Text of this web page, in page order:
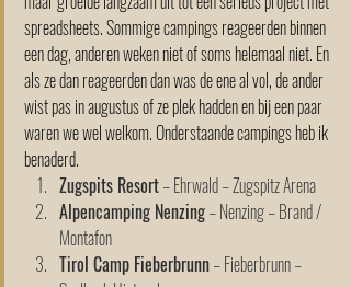
spreadsheets. Sommige campings reageerden binnen
een dag, anderen weken niet of soms helemaal niet. En
als ze dan reageerden dan was de ene al vol, de ander
wist pas in augustus of ze plek hadden en bij een paar
waren we wel welkom. Onderstaande campings heb ik
benaderd.
Zugspits Resort – Ehrwald – Zugspitz Arena
Alpencamping Nenzing – Nenzing – Brand /
Montafon
Tirol Camp Fieberbrunn – Fieberbrunn –